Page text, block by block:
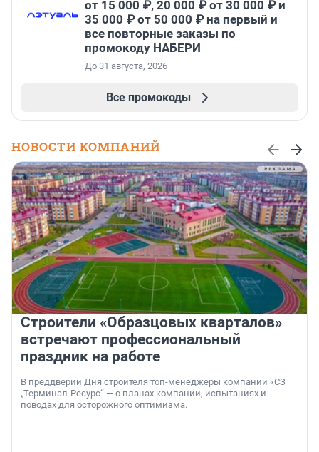
от 15 000 ₽, 20 000 ₽ от 30 000 ₽ и
35 000 ₽ от 50 000 ₽ на первый и
все повторные заказы по
промокоду НАБЕРИ
До 31 августа, 2026
Все промокоды
НОВОСТИ КОМПАНИЙ
Строители «Образцовых кварталов»
встречают профессиональный
праздник на работе
В преддверии Дня строителя топ-менеджеры компании «СЗ
„Терминал-Ресурс“ — о планах компании, испытаниях и
поводах для осторожного оптимизма.